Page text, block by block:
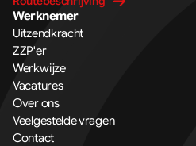
Werknemer
Uitzendkracht
ZZP'er
Werkwijze
Vacatures
Over ons
Veelgestelde vragen
Contact